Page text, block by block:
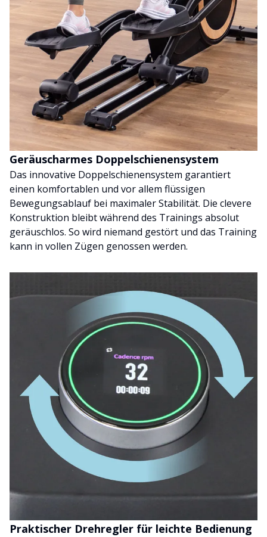
Geräuscharmes Doppelschienensystem
Das innovative Doppelschienensystem garantiert
einen komfortablen und vor allem flüssigen
Bewegungsablauf bei maximaler Stabilität. Die clevere
Konstruktion bleibt während des Trainings absolut
geräuschlos. So wird niemand gestört und das Training
kann in vollen Zügen genossen werden.
Praktischer Drehregler für leichte Bedienung